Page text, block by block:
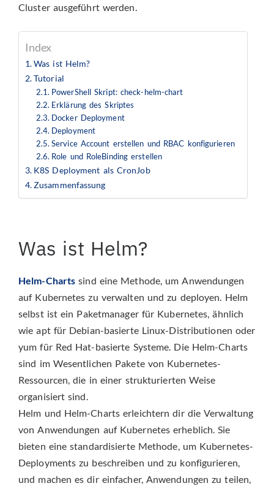
Cluster ausgeführt werden.
Index
Was ist Helm?
Tutorial
PowerShell Skript: check-helm-chart
Erklärung des Skriptes
Docker Deployment
Deployment
Service Account erstellen und RBAC konfigurieren
Role und RoleBinding erstellen
K8S Deployment als CronJob
Zusammenfassung
Was ist Helm?
Helm-Charts sind eine Methode, um Anwendungen
auf Kubernetes zu verwalten und zu deployen. Helm
selbst ist ein Paketmanager für Kubernetes, ähnlich
wie apt für Debian-basierte Linux-Distributionen oder
yum für Red Hat-basierte Systeme. Die Helm-Charts
sind im Wesentlichen Pakete von Kubernetes-
Ressourcen, die in einer strukturierten Weise
organisiert sind.
Helm und Helm-Charts erleichtern dir die Verwaltung
von Anwendungen auf Kubernetes erheblich. Sie
bieten eine standardisierte Methode, um Kubernetes-
Deployments zu beschreiben und zu konfigurieren,
und machen es dir einfacher, Anwendungen zu teilen,